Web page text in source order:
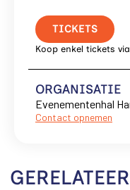
TICKETS
Koop enkel tickets
ORGANISATIE
Evenementenhal
Contact opnemen